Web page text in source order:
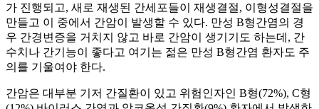
가 진행되고, 새로 재생된 간세포들이 재생결절, 이형성결절을
만들고 이 중에서 간암이 발생할 수 있다. 만성 B형간염의 경
우 간경변증을 거치지 않고 바로 간암이 생기기도 하는데, 간
수치나 간기능이 좋다고 여기는 젊은 만성 B형간염 환자도 주
의를 기울여야 한다.
간암은 대부분 기저 간질환이 있고 위험인자인 B형(72%), C형